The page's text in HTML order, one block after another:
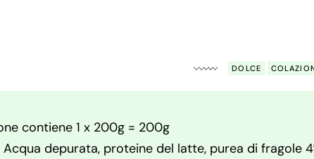
DOLCE
contiene 1 x 200g = 200g
Acqua depurata, proteine del latte, purea di fragole